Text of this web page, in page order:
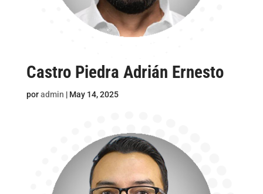
Castro Piedra Adrián Ernesto
poradmin | May 14, 2025